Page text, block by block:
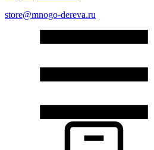
store@mnogo-dereva.ru